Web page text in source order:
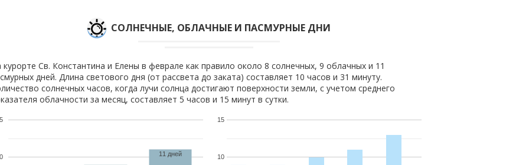
CОЛНЕЧНЫЕ, ОБЛАЧНЫЕ И ПАСМУРНЫЕ ДНИ
курорте Св. Константина и Елены в феврале как правило около 8 солнечных, 9 облачных и 11
дней. Длина светового дня (от рассвета до заката) составляет 10 часов и 31 минуту.
солнечных часов, когда лучи солнца достигают поверхности земли, с учетом среднего
облачности за месяц, составляет 5 часов и 15 минут в сутки.
11 дней 10
15